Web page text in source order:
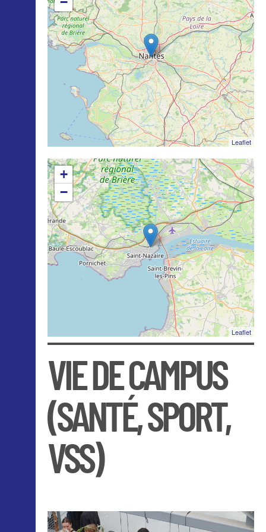
INTERNATIONAL
COURS PUBLICS
OPEN SCHOOL
CONTACTS Leaflet
+
−
Leaflet
VIE DE CAMPUS
(SANTÉ, SPORT,
VSS)